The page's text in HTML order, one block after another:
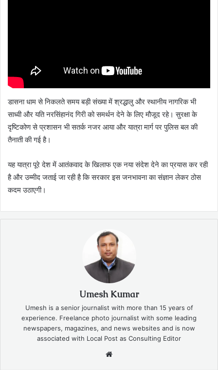
डासना धाम से निकलते समय बड़ी संख्या में श्रद्धालु और स्थानीय नागरिक भी
साध्वी और यति नरसिंहानंद गिरी को समर्थन देने के लिए मौजूद रहे। सुरक्षा के
दृष्टिकोण से प्रशासन भी सतर्क नजर आया और यात्रा मार्ग पर पुलिस बल की
तैनाती की गई है।
यह यात्रा पूरे देश में आतंकवाद के खिलाफ एक नया संदेश देने का प्रयास कर रही
है और उम्मीद जताई जा रही है कि सरकार इस जनभावना का संज्ञान लेकर ठोस
कदम उठाएगी।
Umesh Kumar
Umesh is a senior journalist with more than 15 years of
experience. Freelance photo journalist with some leading
newspapers, magazines, and news websites and is now
associated with Local Post as Consulting Editor